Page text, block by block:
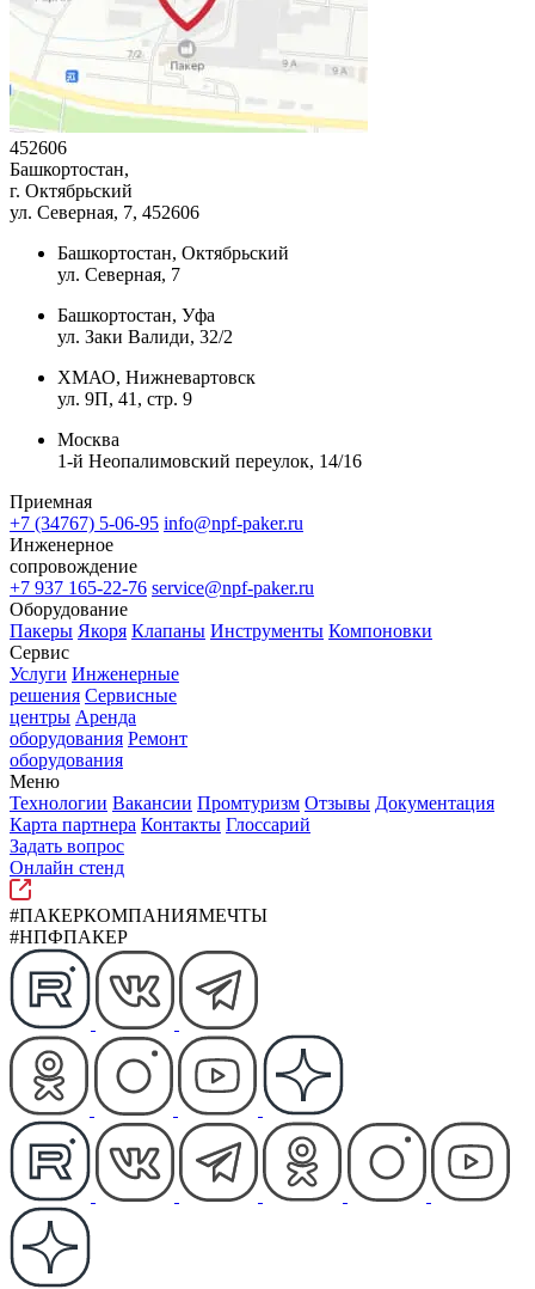
452606
Башкортостан,
г. Октябрьский
ул. Северная, 7, 452606
Башкортостан, Октябрьский
ул. Северная, 7
Башкортостан, Уфа
ул. Заки Валиди, 32/2
ХМАО, Нижневартовск
ул. 9П, 41, стр. 9
Москва
1-й Неопалимовский переулок, 14/16
Приемная
+7 (34767) 5-06-95 info@npf-paker.ru
Инженерное
сопровождение
+7 937 165-22-76 service@npf-paker.ru
Оборудование
Пакеры Якоря Клапаны Инструменты Компоновки
Сервис
Услуги Инженерные
решения Сервисные
центры Аренда
оборудования Ремонт
оборудования
Меню
Технологии Вакансии Промтуризм Отзывы Документация
Карта партнера Контакты Глоссарий
Задать вопрос
Онлайн стенд
#ПАКЕРКОМПАНИЯМЕЧТЫ
#НПФПАКЕР